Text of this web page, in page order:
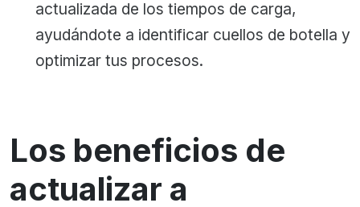
actualizada de los tiempos de carga,
ayudándote a identificar cuellos de botella y
optimizar tus procesos.
Los beneficios de
actualizar a